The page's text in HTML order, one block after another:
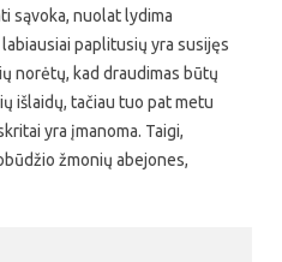
sąvoka, nuolat lydima
paplitusių yra susijęs
norėtų, kad draudimas būtų
išlaidų, tačiau tuo pat metu
yra įmanoma. Taigi,
žmonių abejones,